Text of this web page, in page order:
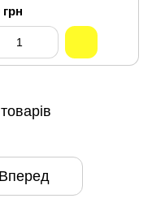
розмір 110 50255
грн
Вперед